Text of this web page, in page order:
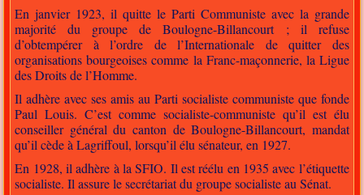
En janvier 1923, il quitte le Parti Communiste avec la grande
majorité du groupe de Boulogne-Billancourt ; il refuse
d’obtempérer à l’ordre de l’Internationale de quitter des
organisations bourgeoises comme la Franc-maçonnerie, la Ligue
des Droits de l’Homme.
Il adhère avec ses amis au Parti socialiste communiste que fonde
Paul Louis. C’est comme socialiste-communiste qu’il est élu
conseiller général du canton de Boulogne-Billancourt, mandat
qu’il cède à Lagriffoul, lorsqu’il élu sénateur, en 1927.
En 1928, il adhère à la SFIO. Il est réélu en 1935 avec l’étiquette
socialiste. Il assure le secrétariat du groupe socialiste au Sénat.